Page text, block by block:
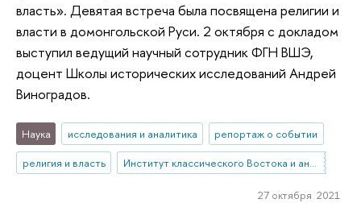
власть». Девятая встреча была посвящена религии и
власти в домонгольской Руси. 2 октября с докладом
выступил ведущий научный сотрудник ФГН ВШЭ,
доцент Школы исторических исследований Андрей
Виноградов.
Наука исследования и аналитика
репортаж о событии
религия и власть
Институт классического Востока и античности
27 октября 2021